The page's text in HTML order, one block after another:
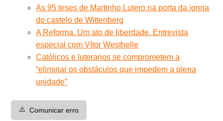
As 95 teses de Martinho Lutero na porta da igreja
do castelo de Wittenberg
A Reforma. Um ato de liberdade. Entrevista
especial com Vítor Westhelle
Católicos e luteranos se comprometem a
“eliminar os obstáculos que impedem a plena
unidade”
⚠️ Comunicar erro